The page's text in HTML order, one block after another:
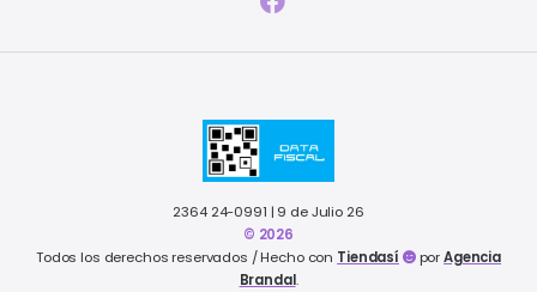
2364 24-0991 | 9 de Julio 26
© 2026
Todos los derechos reservados / Hecho con Tiendasí porAgencia
Brandal.